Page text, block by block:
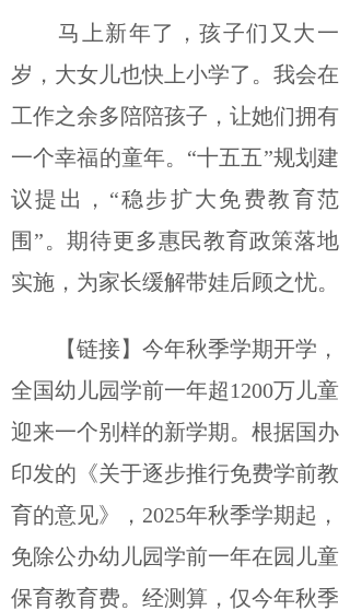
马上新年了，孩子们又大一
岁，大女儿也快上小学了。我会在
工作之余多陪陪孩子，让她们拥有
一个幸福的童年。“十五五”规划建
议提出，“稳步扩大免费教育范
围”。期待更多惠民教育政策落地
实施，为家长缓解带娃后顾之忧。
【链接】今年秋季学期开学，
全国幼儿园学前一年超1200万儿童
迎来一个别样的新学期。根据国办
印发的《关于逐步推行免费学前教
育的意见》，2025年秋季学期起，
免除公办幼儿园学前一年在园儿童
保育教育费。经测算，仅今年秋季